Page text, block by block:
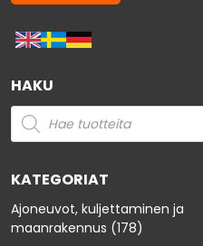
HAKU
KATEGORIAT
Ajoneuvot, kuljettaminen ja
maanrakennus (178)